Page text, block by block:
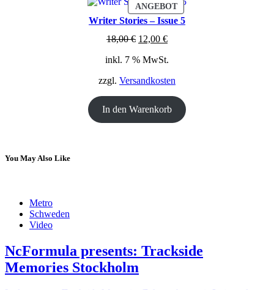
ANGEBOTPRODUKT
IM
ANGEBOT
Writer Stories – Issue 5
18,00€ Ursprünglicher
war:
12,00 €Aktueller
ist:
inkl. 7 % MwSt.
zzgl. Versandkosten
In den Warenkorb
You May Also Like
Metro
Schweden
Video
NcFormula presents: Trackside
Memories Stockholm